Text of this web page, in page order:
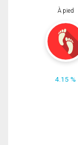
À pied
4.15 %